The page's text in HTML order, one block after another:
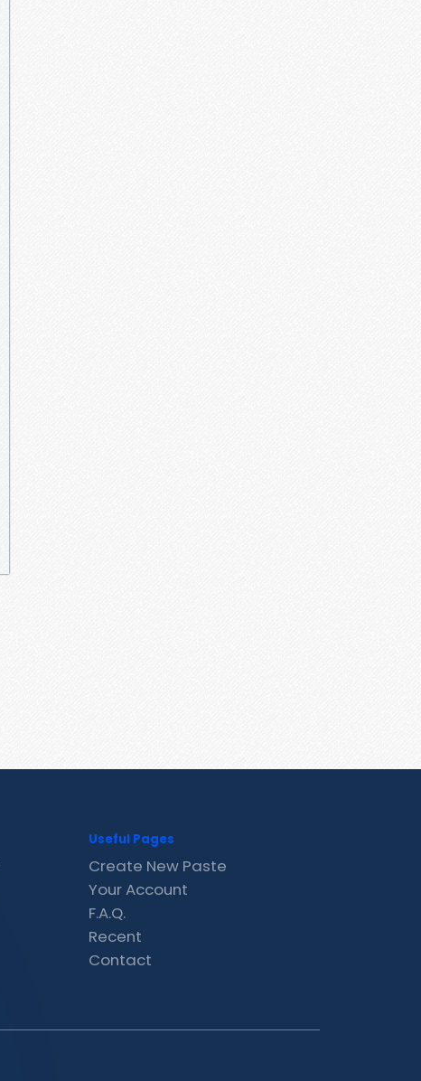
Useful Pages
Create New Paste
Your Account
F.A.Q.
Recent
Contact